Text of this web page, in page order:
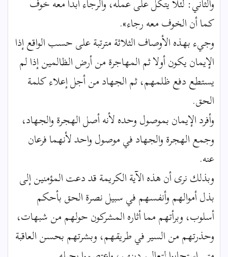
كما أن الخوف معه رجاء».
وجيء بهذه الأوصاف الثلاثة مترتبة على حسب الواقع إذا
الإيمان يكون أولا ثم المهاجرة من أرض الظالمين إذا لم
يستطع دفع ظلمهم، ثم الجهاد من أجل إعلاء كلمة
الحق.
وأفرد الإيمان بموصول وحده لأنه أصل الهجرة والجهاد،
وجمع الهجرة والجهاد في موصول واحد لأنهما فرعان
عنه.
وبذلك نرى أن هذه الآية الكريمة قد دعت المؤمنين إلى
بذل أموالهم وأنفسهم في سبيل نصرة الحق بأحكم
أسلوب، وبرأتهم مما أثاره المشركون حولهم من شبهات،
وحذرتهم من السير في طريقهم، وبشرتهم بحسن العاقبة